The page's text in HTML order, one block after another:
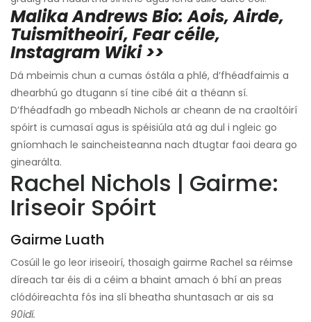
Malika Andrews Bio: Aois, Airde,
Tuismitheoirí, Fear céile,
Instagram Wiki >>
Dá mbeimis chun a cumas óstála a phlé, d’fhéadfaimis a
dhearbhú go dtugann sí tine cibé áit a théann sí.
D’fhéadfadh go mbeadh Nichols ar cheann de na craoltóirí
spóirt is cumasaí agus is spéisiúla atá ag dul i ngleic go
gníomhach le saincheisteanna nach dtugtar faoi deara go
ginearálta.
Rachel Nichols | Gairme:
Iriseoir Spóirt
Gairme Luath
Cosúil le go leor iriseoirí, thosaigh gairme Rachel sa réimse
díreach tar éis di a céim a bhaint amach ó bhí an preas
clódóireachta fós ina slí bheatha shuntasach ar ais sa
90idí.